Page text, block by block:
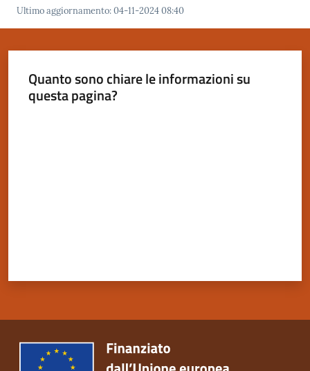
Dozza
su
Ultimo aggiornamento:04-11-2024 08:40
Quanto sono chiare le informazioni su
questa pagina?